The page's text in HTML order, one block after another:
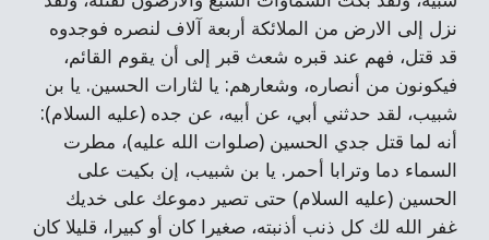
نزل إلى الارض من الملائكة أربعة آلاف لنصره فوجدوه
قد قتل، فهم عند قبره شعث قبر إلى أن يقوم القائم،
فيكونون من أنصاره، وشعارهم: يا لثارات الحسين. يا بن
شبيب، لقد حدثني أبي، عن أبيه، عن جده (عليه السلام):
أنه لما قتل جدي الحسين (صلوات الله عليه)، مطرت
السماء دما وترابا أحمر. يا بن شبيب، إن بكيت على
الحسين (عليه السلام) حتى تصير دموعك على خديك
غفر الله لك كل ذنب أذنبته، صغيرا كان أو كبيرا، قليلا كان